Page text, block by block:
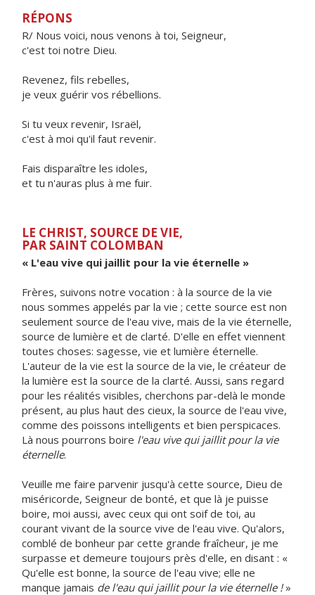
RÉPONS
R/ Nous voici, nous venons à toi, Seigneur,
c'est toi notre Dieu.
Revenez, fils rebelles,
je veux guérir vos rébellions.
Si tu veux revenir, Israël,
c'est à moi qu'il faut revenir.
Fais disparaître les idoles,
et tu n'auras plus à me fuir.
LE CHRIST, SOURCE DE VIE,
PAR SAINT COLOMBAN
« L'eau vive qui jaillit pour la vie éternelle »
Frères, suivons notre vocation : à la source de la vie
nous sommes appelés par la vie ; cette source est non
seulement source de l'eau vive, mais de la vie éternelle,
source de lumière et de clarté. D'elle en effet viennent
toutes choses: sagesse, vie et lumière éternelle.
L'auteur de la vie est la source de la vie, le créateur de
la lumière est la source de la clarté. Aussi, sans regard
pour les réalités visibles, cherchons par-delà le monde
présent, au plus haut des cieux, la source de l'eau vive,
comme des poissons intelligents et bien perspicaces.
Là nous pourrons boire l'eau vive qui jaillit pour la vie
éternelle.
Veuille me faire parvenir jusqu'à cette source, Dieu de
miséricorde, Seigneur de bonté, et que là je puisse
boire, moi aussi, avec ceux qui ont soif de toi, au
courant vivant de la source vive de l'eau vive. Qu'alors,
comblé de bonheur par cette grande fraîcheur, je me
surpasse et demeure toujours près d'elle, en disant : «
Qu'elle est bonne, la source de l'eau vive; elle ne
manque jamais de l'eau qui jaillit pour la vie éternelle !»